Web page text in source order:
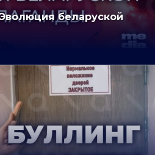
беларуской